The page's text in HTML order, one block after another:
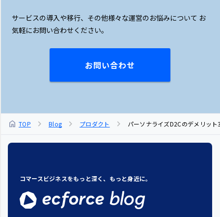
サービスの導入や移行、その他様々な運営のお悩みについて お
気軽にお問い合わせください。
お問い合わせ
home TOP chevron_right Blog chevron_right プロダクト chevron_right パーソナライズD2Cのデメリッ
コマースビジネスをもっと深く、もっと身近に。